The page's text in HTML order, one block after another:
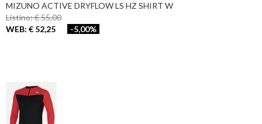
MIZUNO ACTIVE DRYFLOW LS HZ SHIRT W
Listino: € 55,00
WEB: € 52,25
-5,00%